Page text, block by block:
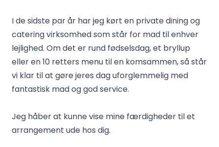
I de sidste par år har jeg kørt en private dining og
catering virksomhed som står for mad til enhver
lejlighed. Om det er rund fødselsdag, et bryllup
eller en 10 retters menu til en komsammen, så står
vi klar til at gøre jeres dag uforglemmelig med
fantastisk mad og god service.
Jeg håber at kunne vise mine færdigheder til et
arrangement ude hos dig.